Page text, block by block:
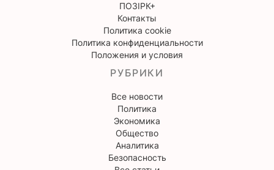
ПОЗІРК+
Контакты
Политика cookie
Политика конфиденциальности
Положения и условия
РУБРИКИ
Все новости
Политика
Экономика
Общество
Аналитика
Безопасность